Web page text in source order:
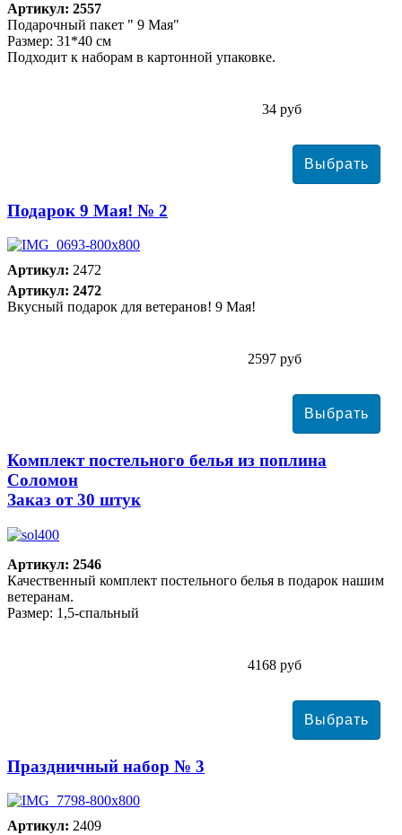
Артикул: 2557
Подарочный пакет " 9 Мая"
Размер: 31*40 см
Подходит к наборам в картонной упаковке.
34 руб
Подарок 9 Мая! № 2
Артикул: 2472
Артикул: 2472
Вкусный подарок для ветеранов! 9 Мая!
2597 руб
Комплект постельного белья из поплина
Соломон
Заказ от 30 штук
Артикул: 2546
Качественный комплект постельного белья в подарок нашим
ветеранам.
Размер: 1,5-спальный
4168 руб
Праздничный набор № 3
Артикул: 2409